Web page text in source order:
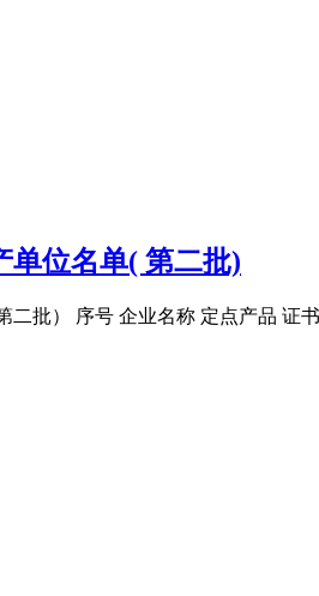
单位名单( 第二批)
批） 序号 企业名称 定点产品 证